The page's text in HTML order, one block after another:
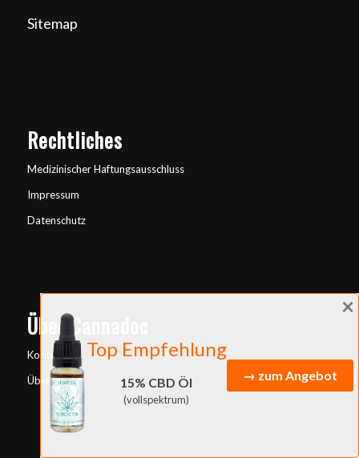
Sitemap
Rechtliches
Medizinischer Haftungsausschluss
Impressum
Datenschutz
Über Cannadoc
Kontakt
Über uns
Top Empfehlung
15% CBD Öl
(vollspektrum)
→ zum Angebot
×